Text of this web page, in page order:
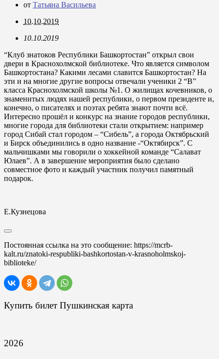
от Татьяна Васильева
10.10.2019
10.10.2019
“Клуб знатоков Республики Башкортостан” открыл свои
двери в Краснохолмской библиотеке. Что является символом
Башкортостана? Какими лесами славится Башкортостан? На
эти и на многие другие вопросы отвечали ученики 2 “В”
класса Краснохолмской школы №1. О жилищах кочевников, о
знаменитых людях нашей республики, о первом президенте и,
конечно, о писателях и поэтах ребята знают почти всё.
Интересно прошёл и конкурс на знание городов республики,
многие города для библиотеки стали открытием: например
город Сибай стал городом – “Сибель”, а города Октябрьский
и Бирск объединились в одно название -“Октябирск”. С
мальчишками мы говорили о хоккейной команде “Салават
Юлаев”. А в завершение мероприятия было сделано
совместное фото и каждый участник получил памятный
подарок.
Е.Кузнецова
Постоянная ссылка на это сообщение: https://mcrb-
kalt.ru/znatoki-respubliki-bashkortostan-v-krasnoholmskoj-
biblioteke/
Купить билет Пушкинская карта
2026